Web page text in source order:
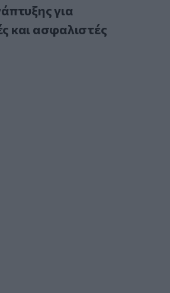
για
και ασφαλιστές